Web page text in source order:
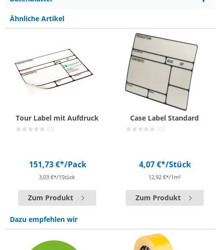
Ähnliche Artikel
Tour Label mit Aufdruck
(0)
151,73 €*/Pack
3,03 €*/1Stück
Zum Produkt
Case Label Standard
(0)
4,07 €*/Stück
12,92 €*/1m²
Zum Produkt
Dazu empfehlen wir